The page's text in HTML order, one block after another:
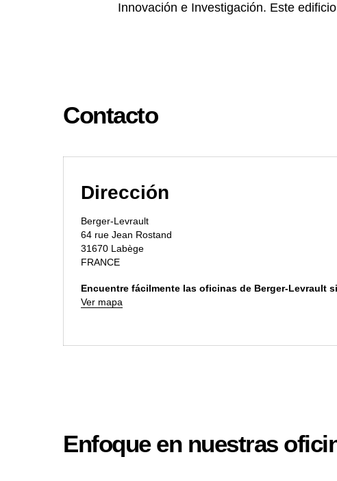
Innovación e Investigación. Este
Contacto
Dirección
Berger-Levrault
64 rue Jean Rostand
31670 Labège
FRANCE
Encuentre fácilmente las oficinas de Berger-Levrault
Ver mapa
Enfoque en nuestras